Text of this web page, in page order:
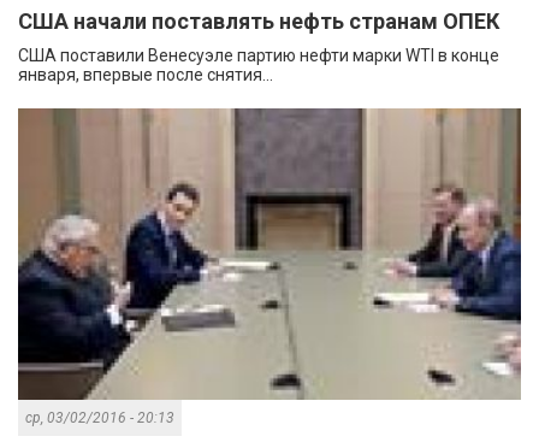
США начали поставлять нефть странам ОПЕК
США поставили Венесуэле партию нефти марки WTI в конце
января, впервые после снятия...
ср, 03/02/2016 - 20:13